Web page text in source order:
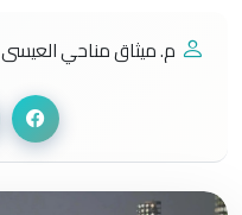
م. ميثاق مناحي العيسى